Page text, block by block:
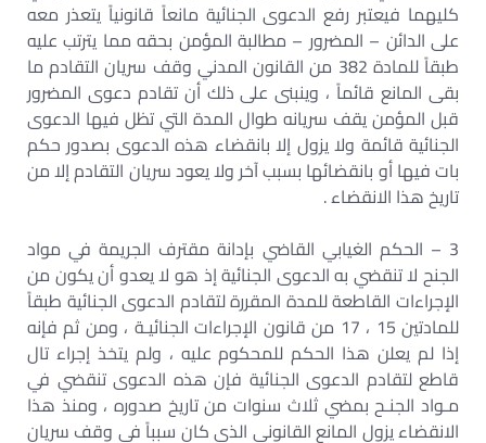
كليهما فيعتبر رفع الدعوى الجنائية مانعاً قانونياً يتعذر معه
على الدائن – المضرور – مطالبة المؤمن بحقه مما يترتب عليه
طبقاً للمادة 382 من القانون المدني وقف سريان التقادم ما
بقى المانع قائماً ، وينبنى على ذلك أن تقادم دعوى المضرور
قبل المؤمن يقف سريانه طوال المدة التي تظل فيها الدعوى
الجنائية قائمة ولا يزول إلا بانقضاء هذه الدعوى بصدور حكم
بات فيها أو بانقضائها بسبب آخر ولا يعود سريان التقادم إلا من
تاريخ هذا الانقضاء .
3 – الحكم الغيابي القاضي بإدانة مقترف الجريمة في مواد
الجنح لا تنقضي به الدعوى الجنائية إذ هو لا يعدو أن يكون من
الإجراءات القاطعة للمدة المقررة لتقادم الدعوى الجنائية طبقاً
للمادتين 15 ، 17 من قانون الإجراءات الجنائيـة ، ومن ثم فإنه
إذا لم يعلن هذا الحكم للمحكوم عليه ، ولم يتخذ إجراء تال
قاطع لتقادم الدعوى الجنائية فإن هذه الدعوى تنقضي في
مـواد الجنـح بمضي ثلاث سنوات من تاريخ صدوره ، ومنذ هذا
الانقضاء يزول المانع القانوني الذى كان سبباً في وقف سريان